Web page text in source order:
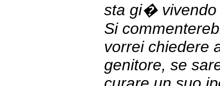
sta gi� vivendo
Si
vorrei chiedere
genitore, se